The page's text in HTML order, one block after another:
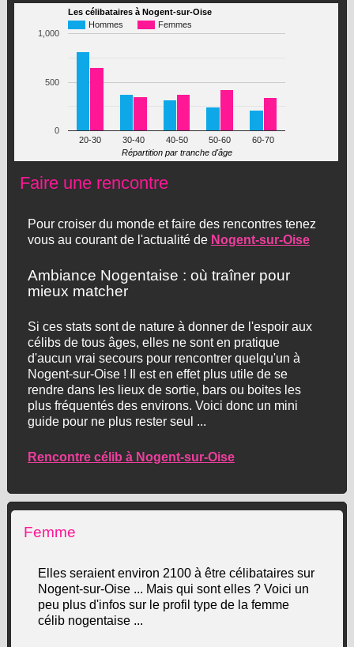
Les célibataires à Nogent-sur-Oise
Hommes
Femmes
20-30 30-40 40-50 50-60 60-70
0
500
1,000
Répartition par tranche d'âge
Faire une rencontre
Pour croiser du monde et faire des rencontres tenez
vous au courant de l'actualité de Nogent-sur-Oise
Ambiance Nogentaise : où traîner pour
mieux matcher
Si ces stats sont de nature à donner de l'espoir aux
célibs de tous âges, elles ne sont en pratique
d'aucun vrai secours pour rencontrer quelqu'un à
Nogent-sur-Oise ! Il est en effet plus utile de se
rendre dans les lieux de sortie, bars ou boites les
plus fréquentés des environs. Voici donc un mini
guide pour ne plus rester seul ...
Rencontre célib à Nogent-sur-Oise
Femme
Elles seraient environ 2100 à être célibataires sur
Nogent-sur-Oise ... Mais qui sont elles ? Voici un
peu plus d'infos sur le profil type de la femme
célib nogentaise ...